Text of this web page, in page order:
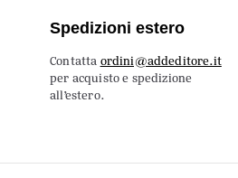
Spedizioni estero
Contatta ordini@addeditore.it
per acquisto e spedizione
all’estero.